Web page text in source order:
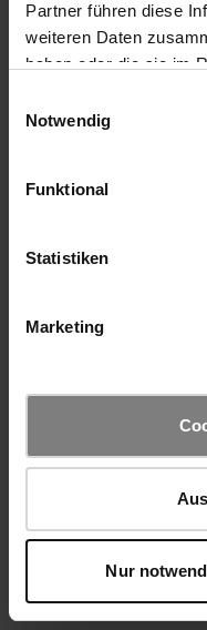
Partner führen diese
weiteren Daten
haben oder die sie im
Notwendig
Funktional
Statistiken
Marketing
Nur